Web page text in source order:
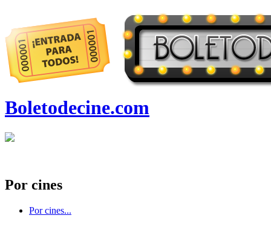
Boletodecine.com
Por cines
Por cines...